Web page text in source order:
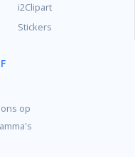
i2Clipart
Stickers
op